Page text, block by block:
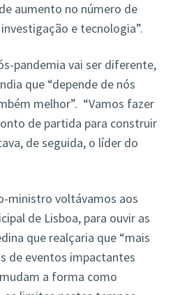
aumento no número de
e tecnologia”.
pandemia vai ser diferente,
que “depende de nós
melhor”. “Vamos fazer
de partida para construir
de seguida, o líder do
ministro voltávamos aos
de Lisboa, para ouvir as
que realçaria que “mais
de eventos impactantes
a forma como